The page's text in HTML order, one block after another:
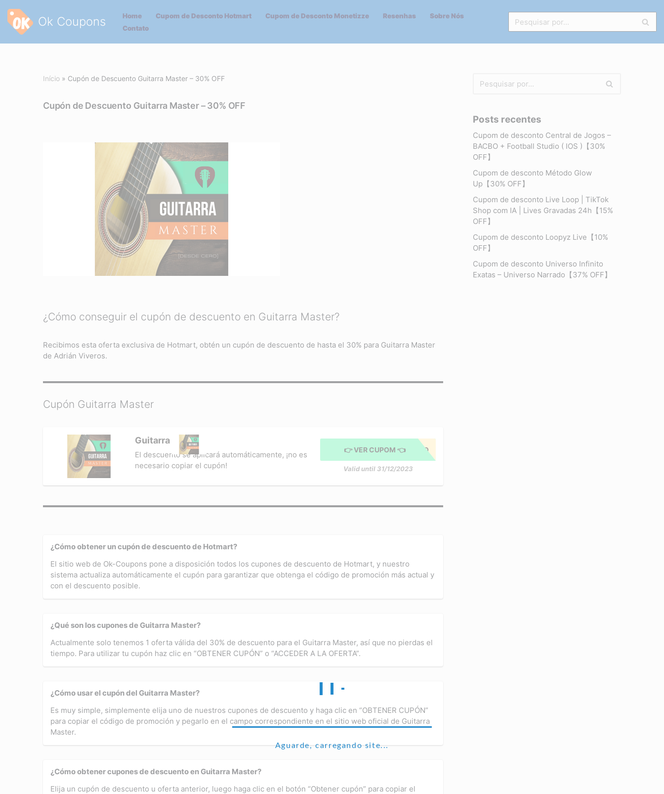
Aguarde, carregando site...
Pular
para
Ok Coupons Home Cupom de Desconto Hotmart Cupom de Desconto Monetizze Resenhas
Sobre Nós
Contato
Início » Cupón de Descuento Guitarra Master – 30% OFF
Cupón de Descuento Guitarra Master – 30% OFF
¿Cómo conseguir el cupón de descuento en Guitarra Master?
Recibimos esta oferta exclusiva de Hotmart, obtén un cupón de descuento de hasta el 30% para Guitarra Master
de Adrián Viveros.
Cupón Guitarra Master
Guitarra Master
El descuento se aplicará automáticamente, ¡no es
necesario copiar el cupón!
CUPÓN APLICADO
👉 VER CUPOM 👈
Valid until 31/12/2023
¿Cómo obtener un cupón de descuento de Hotmart?
El sitio web de Ok-Coupons pone a disposición todos los cupones de descuento de Hotmart, y nuestro
sistema actualiza automáticamente el cupón para garantizar que obtenga el código de promoción más actual y
con el descuento posible.
¿Qué son los cupones de Guitarra Master?
Actualmente solo tenemos 1 oferta válida del 30% de descuento para el Guitarra Master, así que no pierdas el
tiempo. Para utilizar tu cupón haz clic en “OBTENER CUPÓN” o “ACCEDER A LA OFERTA”.
¿Cómo usar el cupón del Guitarra Master?
Es muy simple, simplemente elija uno de nuestros cupones de descuento y haga clic en “OBTENER CUPÓN”
para copiar el código de promoción y pegarlo en el campo correspondiente en el sitio web oficial de Guitarra
Master.
¿Cómo obtener cupones de descuento en Guitarra Master?
Elija un cupón de descuento u oferta anterior, luego haga clic en el botón “Obtener cupón” para copiar el
Posts recentes
Cupom de desconto Central de Jogos –
BACBO + Football Studio ( IOS )【30%
OFF】
Cupom de desconto Método Glow
Up【30% OFF】
Cupom de desconto Live Loop | TikTok
Shop com IA | Lives Gravadas 24h【15%
OFF】
Cupom de desconto Loopyz Live【10%
OFF】
Cupom de desconto Universo Infinito
Exatas – Universo Narrado【37% OFF】